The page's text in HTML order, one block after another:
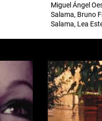
Miguel Ángel
Salama, Bruno
Salama, Lea